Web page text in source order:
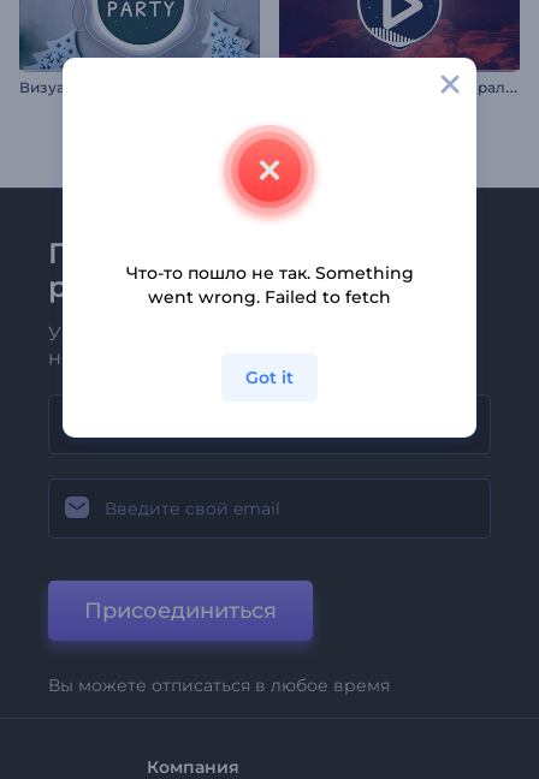
В
изуализатор музыки: Параллакс волны
Присоединяйтесь к
рассылке Renderforest
Узнавайте о последних новостях и
новых предложениях первыми
Присоединиться
Вы можете отписаться в любое время
Компания
Что-то пошло не так. Something
went wrong. Failed to fetch
Got it